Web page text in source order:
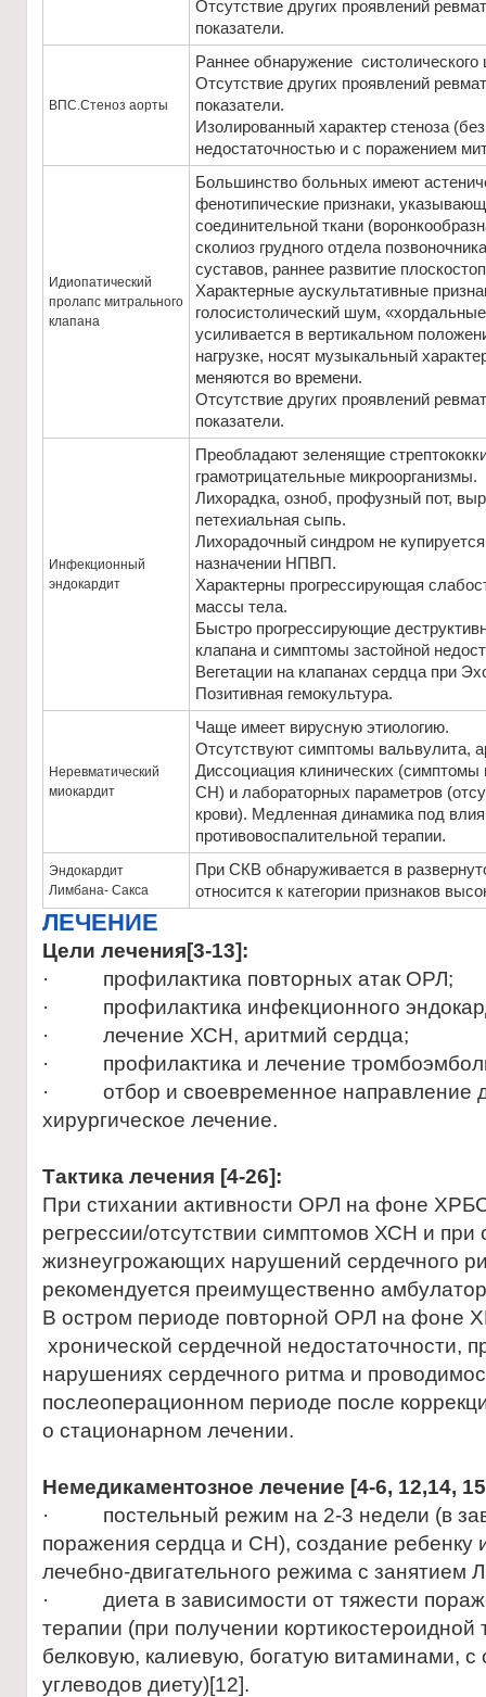
Отсутствие других проявлений
показатели.
ВПС.Стеноз аорты
Раннее обнаружение
Отсутствие других проявлений
показатели.
Изолированный характер стеноза
недостаточностью и с поражением
Идиопатический
пролапс митрального
клапана
Большинство больных имеют
фенотипические признаки,
соединительной ткани
сколиоз грудного отдела
суставов, раннее развитие
Характерные аускультативные
голосистолический шум,
усиливается в вертикальном
нагрузке, носят музыкальный
меняются во времени.
Отсутствие других проявлений
показатели.
Инфекционный
эндокардит
Преобладают зеленящие
грамотрицательные микроорганизмы.
Лихорадка, озноб, профузный пот,
петехиальная сыпь.
Лихорадочный синдром не
назначении НПВП.
Характерны прогрессирующая
массы тела.
Быстро прогрессирующие
клапана и симптомы застойной
Вегетации на клапанах сердца при
Позитивная гемокультура.
Неревматический
миокардит
Чаще имеет вирусную этиологию.
Отсутствуют симптомы вальвулита,
Диссоциация клинических (симптомы
СН) и лабораторных параметров
крови). Медленная динамика под
противовоспалительной терапии.
Эндокардит
Лимбана- Сакса
При СКВ обнаруживается в
относится к категории признаков
ЛЕЧЕНИЕ
Цели лечения[3-13]:
· профилактика повторных атак ОРЛ;
· профилактика инфекционного
· лечение ХСН, аритмий сердца;
· профилактика и лечение
· отбор и своевременное направление
хирургическое лечение.
Тактика лечения [4-26]:
При стихании активности ОРЛ на фоне
регрессии/отсутствии симптомов ХСН и при
жизнеугрожающих нарушений сердечного
рекомендуется преимущественно
В остром периоде повторной ОРЛ на фоне
хронической сердечной недостаточности,
нарушениях сердечного ритма и
послеоперационном периоде после
о стационарном лечении.
Немедикаментозное лечение [4-6, 12,14,
· постельный режим на 2-3 недели (в
поражения сердца и СН), создание ребенку
лечебно-двигательного режима с занятием
· диета в зависимости от тяжести
терапии (при получении кортикостероидной
белковую, калиевую, богатую витаминами, с
углеводов диету)[12].